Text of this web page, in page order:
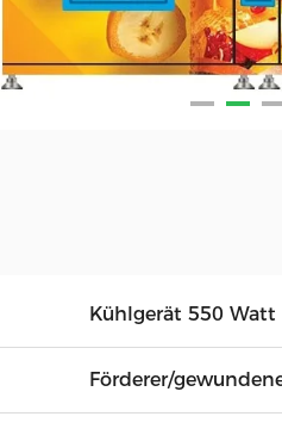
Kühlgerät 550
Förderer/